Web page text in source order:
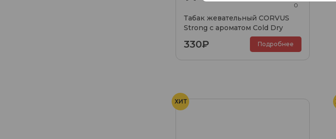
0
Табак жевательный CORVUS
Strong с ароматом Cold Dry
330₽ Подробнее
ХИТ